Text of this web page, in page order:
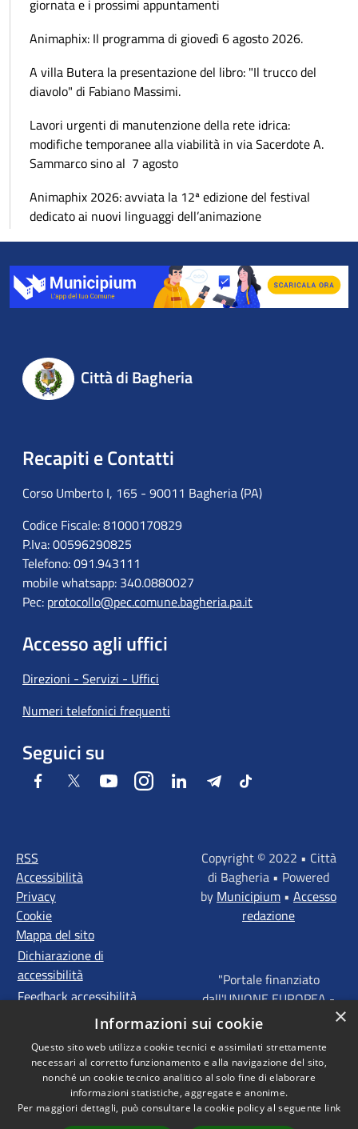
giornata e i prossimi appuntamenti
Animaphix: Il programma di giovedì 6 agosto 2026.
A villa Butera la presentazione del libro: "Il trucco del
diavolo" di Fabiano Massimi.
Lavori urgenti di manutenzione della rete idrica:
modifiche temporanee alla viabilità in via Sacerdote A.
Sammarco sino al 7 agosto
Animaphix 2026: avviata la 12ª edizione del festival
dedicato ai nuovi linguaggi dell’animazione
Città di Bagheria
Recapiti e Contatti
Corso Umberto I, 165 - 90011 Bagheria (PA)
Codice Fiscale: 81000170829
P.Iva: 00596290825
Telefono: 091.943111
mobile whatsapp: 340.0880027
Pec: protocollo@pec.comune.bagheria.pa.it
Accesso agli uffici
Direzioni - Servizi - Uffici
Numeri telefonici frequenti
Seguici su
Facebook Twitter YoutubeInstagramLinkedIn TelegramTiktok
RSS
Accessibilità
Privacy
Cookie
Mappa del sito
Dichiarazione di
accessibilità
Feedback accessibilità
Copyright © 2022 • Città
di Bagheria • Powered
by Municipium • Accesso
redazione
"Portale finanziato
dall'UNIONE EUROPEA -
FONDI STRUTTURALI
EUROPEI - Programma
Operativo FESR Sicilia
2014 - 2020 Agenda
Urbana ITI "Palermo -
×
Informazioni sui cookie
Questo sito web utilizza cookie tecnici e assimilati strettamente
necessari al corretto funzionamento e alla navigazione del sito,
nonché un cookie tecnico analitico al solo fine di elaborare
informazioni statistiche, aggregate e anonime.
Per maggiori dettagli, può consultare la cookie policy al seguente link